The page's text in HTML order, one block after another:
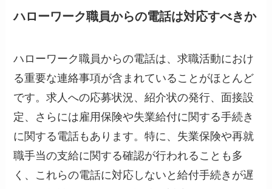
ハローワーク職員からの電話は対応すべきか
ハローワーク職員からの電話は、求職活動におけ
る重要な連絡事項が含まれていることがほとんど
です。求人への応募状況、紹介状の発行、面接設
定、さらには雇用保険や失業給付に関する手続き
に関する電話もあります。特に、失業保険や再就
職手当の支給に関する確認が行われることも多
く、これらの電話に対応しないと給付手続きが遅